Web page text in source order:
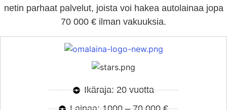
netin parhaat palvelut, joista voi hakea autolainaa jopa
70 000 € ilman vakuuksia.
Ikäraja: 20 vuotta